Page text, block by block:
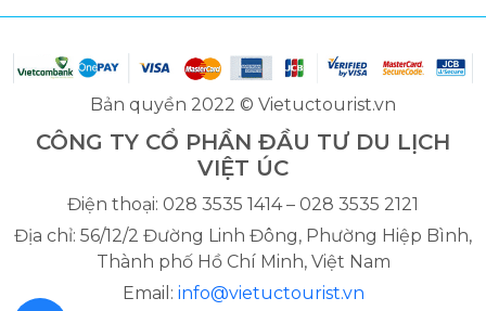
Bản quyền 2022 © Vietuctourist.vn
CÔNG TY CỔ PHẦN ĐẦU TƯ DU LỊCH
VIỆT ÚC
Điện thoại: 028 3535 1414 – 028 3535 2121
Địa chỉ: 56/12/2 Đường Linh Đông, Phường Hiệp Bình,
Thành phố Hồ Chí Minh, Việt Nam
Email: info@vietuctourist.vn